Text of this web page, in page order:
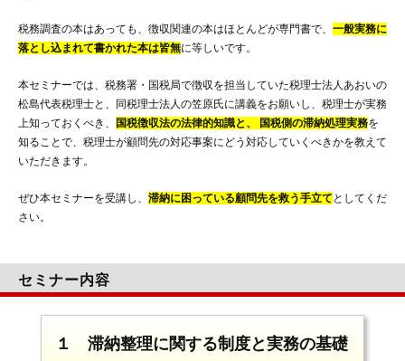
税務調査の本はあっても、徴収関連の本はほとんどが専門書で、 一般実務に
落とし込まれて書かれた本は皆無に等しいです。
本セミナーでは、税務署・国税局で徴収を担当していた税理士法人あおいの
松島代表税理士と、同税理士法人の笠原氏に講義をお願いし、税理士が実務
上知っておくべき、
国税徴収法の法律的知識と、 国税側の滞納処理実務を
知ることで、税理士が顧問先の対応事案にどう対応していくべきかを教えて
いただきます。
ぜひ本セミナーを受講し、 滞納に困っている顧問先を救う手立て としてくだ
さい。
セミナー内容
１ 滞納整理に関する制度と実務の基礎